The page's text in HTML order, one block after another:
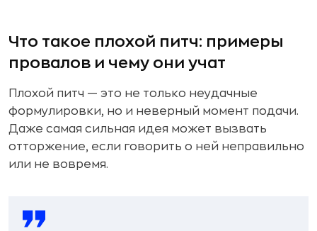
Что такое плохой питч: примеры
провалов и чему они учат
Плохой питч — это не только неудачные
формулировки, но и неверный момент подачи.
Даже самая сильная идея может вызвать
отторжение, если говорить о ней неправильно
или не вовремя.